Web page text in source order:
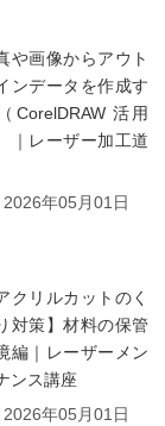
や画像からアウト
ンデータを作成す
CorelDRAW 活用
｜レーザー加工道
2026年05月01日
クリルカットのく
対策】材料の保管
編｜レーザーメン
ンス講座
2026年05月01日